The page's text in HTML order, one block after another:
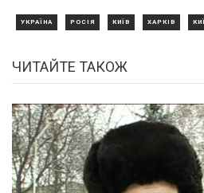
УКРАЇНА РОСІЯ КИЇВ ХАРКІВ
ЧИТАЙТЕ ТАКОЖ